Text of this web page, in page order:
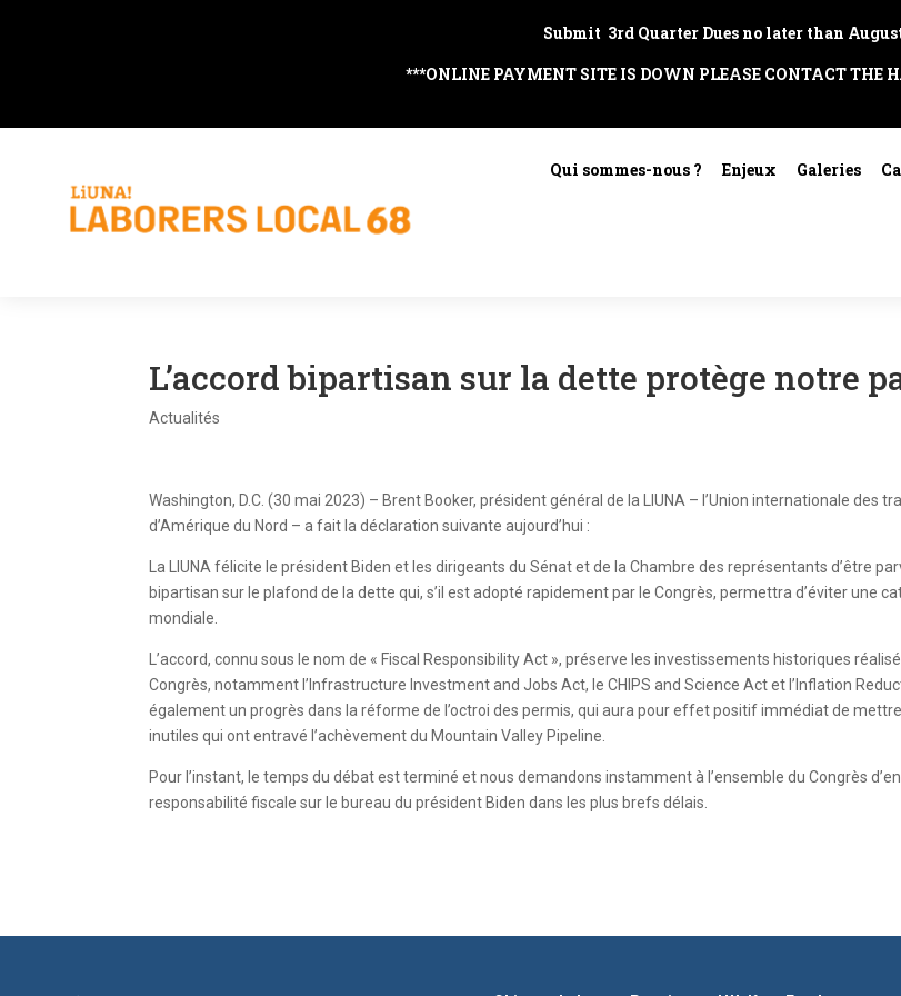
Submit 3rd Quarter Dues no later than
***ONLINE PAYMENT SITE IS DOWN PLEASE CONTACT THE
Qui sommes-nous ? Enjeux Galeries
L’accord bipartisan sur la dette protège notre
Actualités
Washington, D.C. (30 mai 2023) – Brent Booker, président général de la LIUNA – l’Union internationale des
d’Amérique du Nord – a fait la déclaration suivante aujourd’hui :
La LIUNA félicite le président Biden et les dirigeants du Sénat et de la Chambre des représentants d’être
bipartisan sur le plafond de la dette qui, s’il est adopté rapidement par le Congrès, permettra d’éviter une
mondiale.
L’accord, connu sous le nom de « Fiscal Responsibility Act », préserve les investissements historiques
Congrès, notamment l’Infrastructure Investment and Jobs Act, le CHIPS and Science Act et l’Inflation
également un progrès dans la réforme de l’octroi des permis, qui aura pour effet positif immédiat de
inutiles qui ont entravé l’achèvement du Mountain Valley Pipeline.
Pour l’instant, le temps du débat est terminé et nous demandons instamment à l’ensemble du Congrès
responsabilité fiscale sur le bureau du président Biden dans les plus brefs délais.